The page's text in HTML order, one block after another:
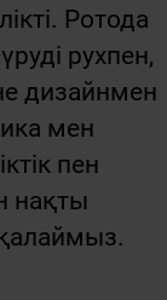
Ротода
рухпен,
дизайнмен
мен
пен
нақты